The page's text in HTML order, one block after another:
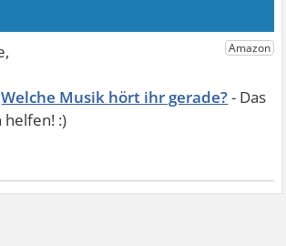
Welche Musik hört ihr gerade?